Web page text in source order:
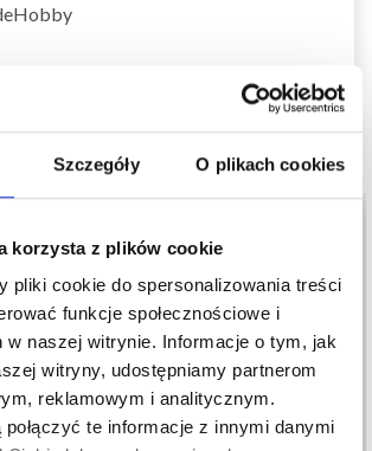
Szczegóły O plikach cookies
korzysta z plików cookie
pliki cookie do spersonalizowania treści
funkcje społecznościowe i
w naszej witrynie. Informacje o tym, jak
witryny, udostępniamy partnerom
reklamowym i analitycznym.
te informacje z innymi danymi